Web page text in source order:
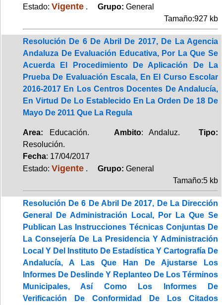
Estado: Vigente . Grupo: General
Tamaño:927 kb
Resolución De 6 De Abril De 2017, De La Agencia
Andaluza De Evaluación Educativa, Por La Que Se
Acuerda El Procedimiento De Aplicación De La
Prueba De Evaluación Escala, En El Curso Escolar
2016-2017 En Los Centros Docentes De Andalucía,
En Virtud De Lo Establecido En La Orden De 18 De
Mayo De 2011 Que La Regula
Area: Educación. Ambito: Andaluz.Tipo:
Resolución.
Fecha: 17/04/2017
Estado: Vigente . Grupo: General
Tamaño:5 kb
Resolución De 6 De Abril De 2017, De La Dirección
General De Administración Local, Por La Que Se
Publican Las Instrucciones Técnicas Conjuntas De
La Consejería De La Presidencia Y Administración
Local Y Del Instituto De Estadística Y Cartografía De
Andalucía, A Las Que Han De Ajustarse Los
Informes De Deslinde Y Replanteo De Los Términos
Municipales, Así Como Los Informes De
Verificación De Conformidad De Los Citados